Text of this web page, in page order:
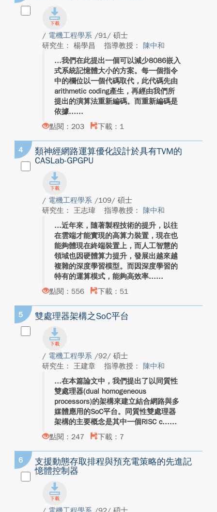
/ 電機工程學系 /91/ 碩士
研究生： 楊學昌
指導教授： 陳中和
我們在此提出一個可以減少8086嵌入
式系統記憶體大小的方案。每一個指令
中的欄位以一個代碼取代，此代碼先由
arithmetic coding產生，再經由我們所
提出的演算法重新編碼。而重新編碼是
依據...
點閱：203
下載：1
4
類神經網路運算優化設計於具有TVM的
CASLab-GPGPU
/ 電機工程學系 /109/ 碩士
研究生： 王志瑋
指導教授： 陳中和
近年來，隨著製程技術的提升，以往
在雲端才能實現的高算力裝置，現在也
能夠體現在終端裝置上，而人工智慧的
領域也因硬體算力提升，發展出越來越
複雜的深度學習模型。而因深度學習的
特有的運算模式，能夠高效率...
點閱：556
下載：51
5 雙處理器架構之SoC平台
/ 電機工程學系 /92/ 碩士
研究生： 王建章
指導教授： 陳中和
在本篇論文中，我們提出了以同質性
雙處理器(dual homogeneous
processors)的架構來建立結合網路與多
媒體應用的SoC平台。同質性雙處理器
架構的主要概念是其中一個RISC c...
點閱：247
下載：7
6
支援動態存取排程與預充電策略的先進記
憶體控制器